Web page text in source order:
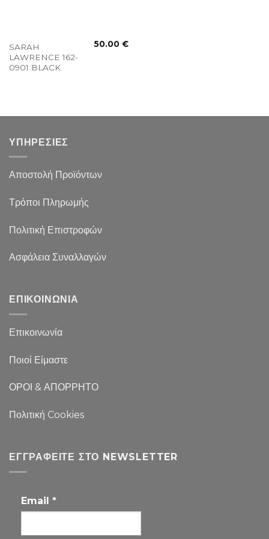
SARAH
LAWRENCE 162-
0901 BLACK
50.00€
ΥΠΗΡΕΣΙΕΣ
Αποστολή Προϊόντων
Τρόποι Πληρωμής
Πολιτική Επιστροφών
Ασφάλεια Συναλλαγών
ΕΠΙΚΟΙΝΩΝΙΑ
Επικοινωνία
Ποιοί Είμαστε
ΟΡΟΙ & ΑΠΟΡΡΗΤΟ
Πολιτική Cookies
ΕΓΓΡΑΦΕΊΤΕ ΣΤΟ NEWSLETTER
Email *